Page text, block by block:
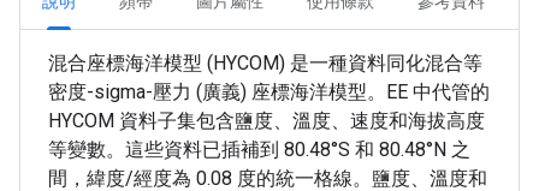
混合座標海洋模型 (HYCOM) 是一種資料同化混合等
密度-sigma-壓力 (廣義) 座標海洋模型。EE 中代管的
HYCOM 資料子集包含鹽度、溫度、速度和海拔高度
等變數。這些資料已插補到 80.48°S 和 80.48°N 之
間，緯度/經度為 0.08 度的統一格線。鹽度、溫度和